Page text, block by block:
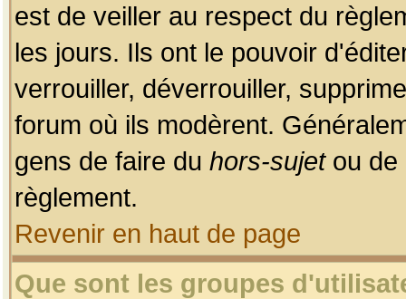
est de veiller au respect du
les jours. Ils ont le pouvoir
verrouiller, déverrouiller,
forum où ils modèrent.
gens de faire du hors-sujetou de
règlement.
Revenir en haut de page
Que sont les groupes